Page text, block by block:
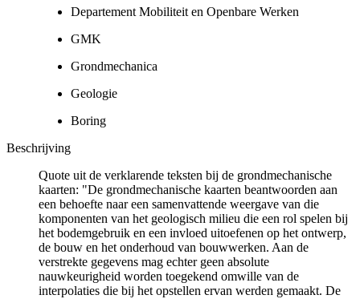
Departement Mobiliteit en Openbare Werken
GMK
Grondmechanica
Geologie
Boring
Beschrijving
Quote uit de verklarende teksten bij de grondmechanische
kaarten: "De grondmechanische kaarten beantwoorden aan
een behoefte naar een samenvattende weergave van die
komponenten van het geologisch milieu die een rol spelen bij
het bodemgebruik en een invloed uitoefenen op het ontwerp,
de bouw en het onderhoud van bouwwerken. Aan de
verstrekte gegevens mag echter geen absolute
nauwkeurigheid worden toegekend omwille van de
interpolaties die bij het opstellen ervan werden gemaakt. De